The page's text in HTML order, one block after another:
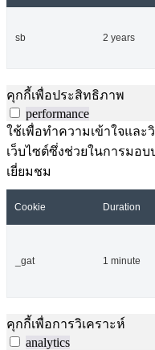
sb 2 years
คุกกี้เพื่อประสิทธิภาพ
performance
ใช้เพื่อทำความเข้าใจแล
เว็บไซต์ซึ่งช่วยในการมอ
เยี่ยมชม
Cookie Duration
_gat 1 minute
คุกกี้เพื่อการวิเคราะห์
analytics